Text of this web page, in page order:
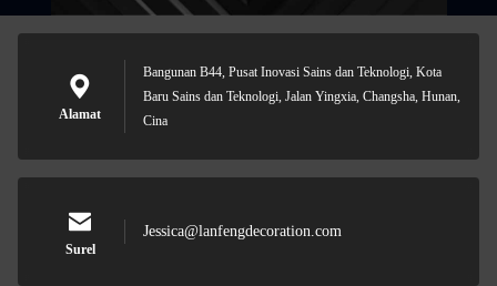
Alamat
Bangunan B44, Pusat Inovasi Sains dan Teknologi, Kota
Baru Sains dan Teknologi, Jalan Yingxia, Changsha, Hunan,
Cina
Surel
Jessica@lanfengdecoration.com